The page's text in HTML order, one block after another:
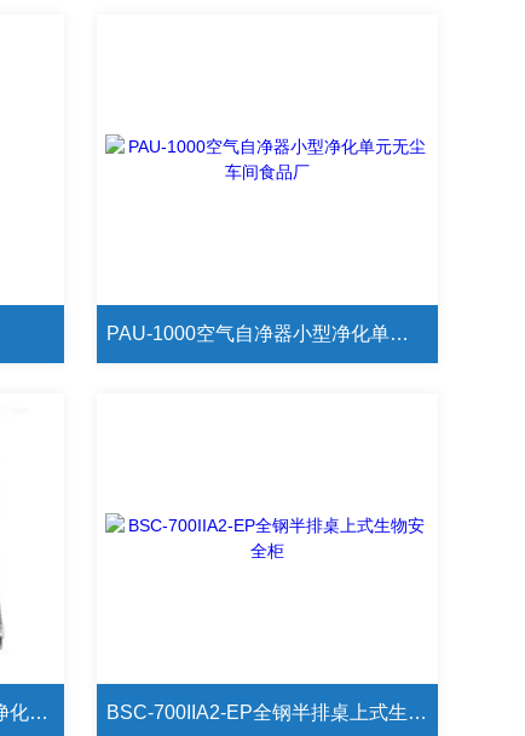
PAU-1000空气自净器小型净化单元无尘车间食品厂
PCR-600D孚夏全钢桌上式pcr净化工作台 BSC-700IIA2-EP全钢半排桌上式生物安全柜